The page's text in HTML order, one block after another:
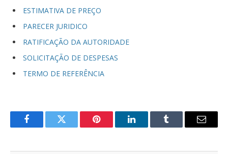
ESTIMATIVA DE PREÇO
PARECER JURIDICO
RATIFICAÇÃO DA AUTORIDADE
SOLICITAÇÃO DE DESPESAS
TERMO DE REFERÊNCIA
FacebookTwitter Pinterest LinkedInTumblr Email